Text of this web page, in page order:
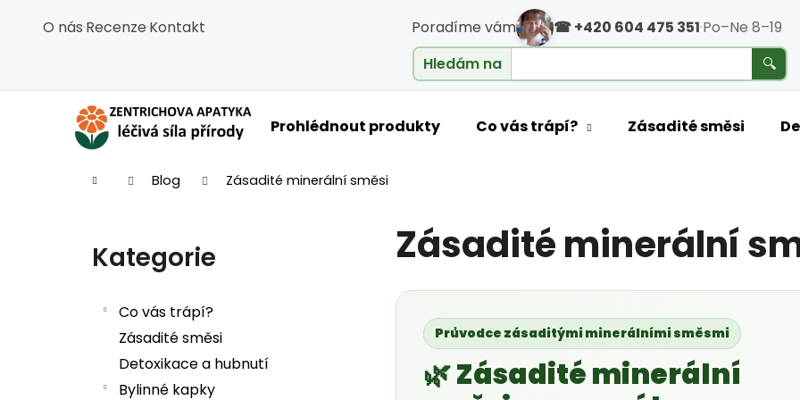
O nás·Recenze·Kontakt Poradíme vám ☎ +420 604 475 351·Po–Ne 8–19
Hledám na
🔍
Prohlédnout produkty Co vás trápí? Zásadité směsi
Domů Blog Zásadité minerální směsi
Přeskočit kategorie
Kategorie
Co vás trápí?
Zásadité směsi
Detoxikace a hubnutí
Bylinné kapky
Zásadité minerální
Průvodce zásaditými minerálními směsmi
🌿 Zásadité minerální
Košík
Co potřebujete najít?
Doporučujeme